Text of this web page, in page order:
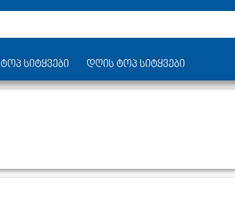
ტოპ სიტყვები დღის ტოპ სიტყვები